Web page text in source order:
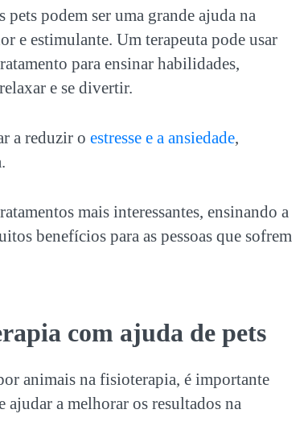
pets podem ser uma grande ajuda na
e estimulante. Um terapeuta pode usar
para ensinar habilidades,
e se divertir.
a reduzir o estresse e a ansiedade,
mais interessantes, ensinando a
benefícios para as pessoas que sofrem
com ajuda de pets
animais na fisioterapia, é importante
ajudar a melhorar os resultados na